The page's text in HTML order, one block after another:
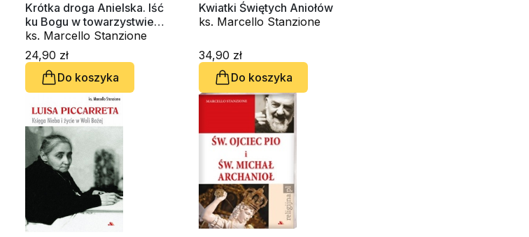
Krótka droga Anielska. Iść
ku Bogu w towarzystwie
duchów niebieskich
ks. Marcello Stanzione
24,90 zł
Do koszyka
Kwiatki Świętych Aniołów
ks. Marcello Stanzione
34,90 zł
Do koszyka